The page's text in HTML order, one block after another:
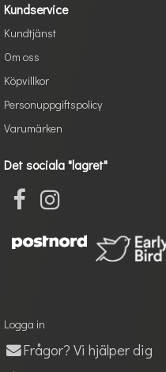
Kundservice
Kundtjänst
Om oss
Köpvillkor
Personuppgiftspolicy
Varumärken
Det sociala "lagret"
Logga in
Frågor? Vi hjälper dig